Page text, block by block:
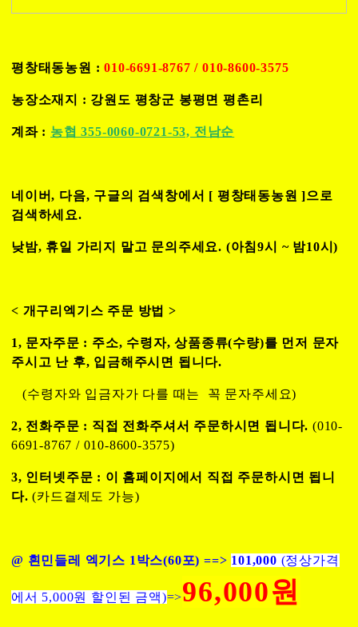
평창태동농원 :010-6691-8767 / 010-8600-3575
농장소재지 : 강원도 평창군 봉평면 평촌리
계좌 : 농협 355-0060-0721-53, 전남순
네이버, 다음, 구글의 검색창에서 [ 평창태동농원 ]으로
검색하세요.
낮밤, 휴일 가리지 말고 문의주세요. (아침9시 ~ 밤10시)
< 개구리엑기스 주문 방법 >
1, 문자주문 : 주소, 수령자, 상품종류(수량)를 먼저 문자
주시고 난 후, 입금해주시면 됩니다.
(수령자와 입금자가 다를 때는 꼭 문자주세요)
2, 전화주문 : 직접 전화주셔서 주문하시면 됩니다. (010-
6691-8767 / 010-8600-3575)
3, 인터넷주문 : 이 홈페이지에서 직접 주문하시면 됩니
다.(카드결제도 가능)
@ 흰민들레 엑기스 1박스(60포) ==> 101,000 (정상가격
에서 5,000원 할인된 금액)=>96,000원